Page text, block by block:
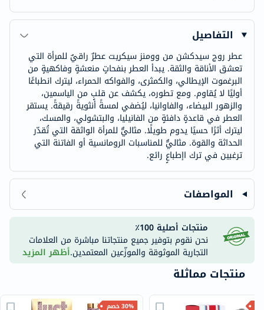
التفاصيل
عطر روج سيدكشن من وومنز سيكريت عطرٌ راقيٌ للمرأة التي
تعشق الأناقة والثقة. يبدأ العطر بنفحاتٍ منعشةٍ وفاكهيةٍ من
البرغموت الإيطالي، والكمثرى، والفواكه الحمراء، ليترك انطباعًا
أوليًا لا يُقاوم. ومع تطوره، يكشف عن قلبٍ من الياسمين،
والزهور البيضاء، والفاوانيا، ليُضفي لمسةً أنثويةً رقيقةً. يستقر
العطر في قاعدةٍ دافئةٍ من الفانيليا، والبتشولي، والمسك،
ليترك أثرًا حسيًا يدوم طويلًا. مثاليٌّ للمرأة الواثقة التي تُقدّر
الحداثة والقوة. مثاليٌّ للمناسبات الرومانسية أو الفاتنة التي
ترغبين في ترك اإطباعٍ رائع.
المواصفات
منتجات أصلية 100٪
نحن نقوم بتوفير جميع منتجاتنا مباشرة من العلامات
التجارية الموثوقة والموزّعين المعتمدين.أظهر المزيد
منتجات مماثلة
30% خصم